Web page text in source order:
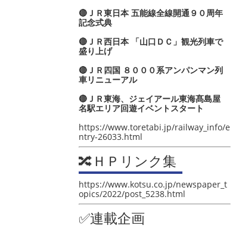
🔴ＪＲ東日本 五能線全線開通９０周年
記念式典
🔴ＪＲ西日本 「山口ＤＣ」観光列車で
盛り上げ
🔴ＪＲ四国 ８０００系アンパンマン列
車リニューアル
🔴ＪＲ東海、ジェイアール東海髙島屋
名駅エリア回遊イベントスタート
https://www.toretabi.jp/railway_info/e
ntry-26033.html
🔀ＨＰリンク集
https://www.kotsu.co.jp/newspaper_t
opics/2022/post_5238.html
✅連載企画